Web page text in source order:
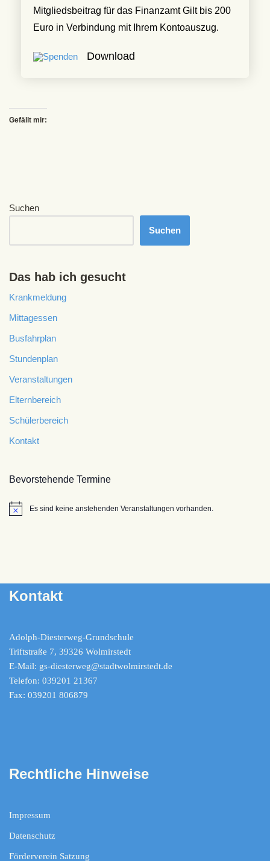
Mitgliedsbeitrag für das Finanzamt Gilt bis 200
Euro in Verbindung mit Ihrem Kontoauszug.
Download
Gefällt mir:
Suchen
Suchen
Das hab ich gesucht
Krankmeldung
Mittagessen
Busfahrplan
Stundenplan
Veranstaltungen
Elternbereich
Schülerbereich
Kontakt
Bevorstehende Termine
HinweisEs sind keine anstehenden Veranstaltungen vorhanden.
Kontakt
Adolph-Diesterweg-Grundschule
Triftstraße 7, 39326 Wolmirstedt
E-Mail: gs-diesterweg@stadtwolmirstedt.de
Telefon: 039201 21367
Fax: 039201 806879
Rechtliche Hinweise
Impressum
Datenschutz
Förderverein Satzung